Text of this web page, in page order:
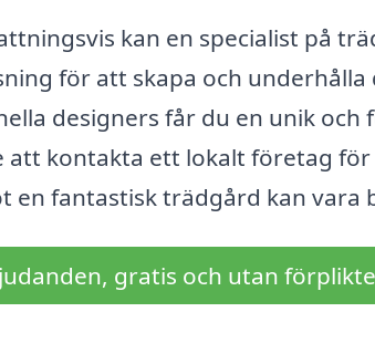
kan en specialist på
för att skapa och
designers får du en unik
att kontakta ett lokalt företag
en fantastisk trädgård kan vara
gratis och utan